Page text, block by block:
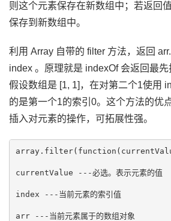
则这个元素保存在新数组中；若返回
保存到新数组中。
利用 Array 自带的 filter 方法，返回
index 。原理就是 indexOf 会返回最先
假设数组是 [1, 1]，在对第二个1使用
的是第一个1的索引0。这个方法的优
插入对元素的操作，可拓展性强。
currentValue ---必选。表示元素的值
index ---当前元素的索引值
arr ---当前元素属于的数组对象